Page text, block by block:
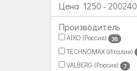
Цена 1250 - 200240
Производитель
AIKO (Россия) 38
TECHNOMAX (Италия)
VALBERG (Россия) 7